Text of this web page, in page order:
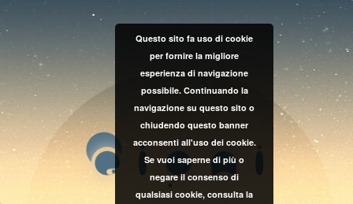
Questo sito fa uso di cookie
per fornire la migliore
esperienza di navigazione
possibile. Continuando la
navigazione su questo sito o
chiudendo questo banner
acconsenti all'uso dei cookie.
Se vuoi saperne di più o
negare il consenso di
qualsiasi cookie, consulta la